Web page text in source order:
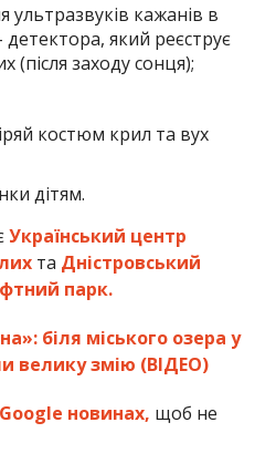
ультразвуків кажанів в
детектора, який реєструє
(після заходу сонця);
костюм крил та вух
дітям.
Український центр
та Дністровський
парк.
біля міського озера у
велику змію (ВІДЕО)
Google новинах, щоб не